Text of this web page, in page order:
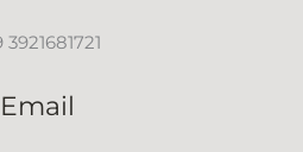
3921681721
Email